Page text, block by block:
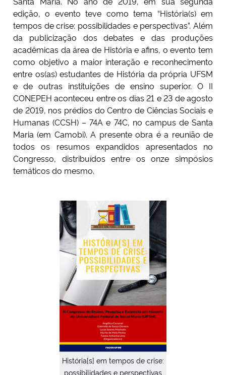
Advocacia-Geral da União
Banco Central do Brasil
Planalto
edição, o evento teve como tema “História(s) em
tempos de crise: possibilidades e perspectivas”. Além
da publicização dos debates e das produções
acadêmicas da área de História e afins, o evento tem
como objetivo a maior interação e reconhecimento
entre os(as) estudantes de História da própria UFSM
e de outras instituições de ensino superior. O II
CONEPEH aconteceu entre os dias 21 e 23 de agosto
de 2019, nos prédios do Centro de Ciências Sociais e
Humanas (CCSH) – 74A e 74C, no campus de Santa
Maria (em Camobi). A presente obra é a reunião de
todos os resumos expandidos apresentados no
Congresso, distribuídos entre os onze simpósios
temáticos do mesmo.
História[s] em tempos de crise:
possibilidades e perspectivas